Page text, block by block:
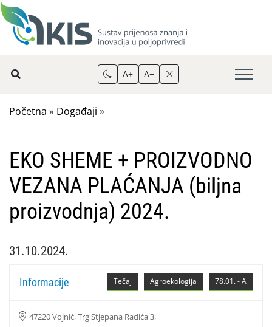
A+ A−
Početna » Događaji »
EKO SHEME + PROIZVODNO
VEZANA PLAĆANJA (biljna
proizvodnja) 2024.
31.10.2024.
78.01. - A
Agroekologija
Tečaj
Informacije
47220 Vojnić, Trg Stjepana Radića 3,